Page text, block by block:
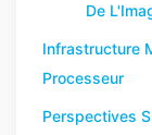
De
Infrastructure
Processeur
Perspectives